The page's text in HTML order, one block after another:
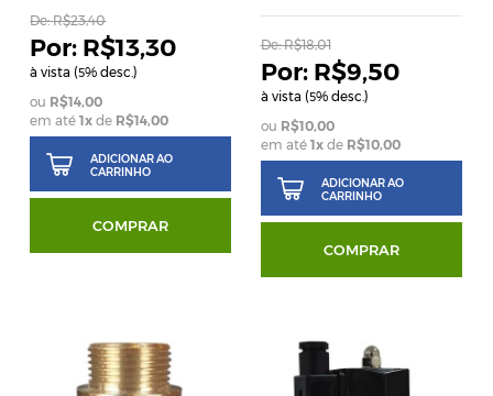
R$13,30
à vista (5% desc.)
De: R$23,40
R$14,00
em até1x de R$14,00
ADICIONAR AO
CARRINHO
COMPRAR
R$9,50
à vista (5% desc.)
De: R$18,01
R$10,00
em até 1xde R$10,00
ADICIONAR AO
CARRINHO
COMPRAR